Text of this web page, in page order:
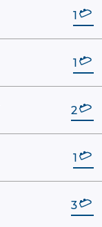
1
1
2
1
3